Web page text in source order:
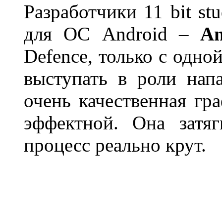
Разработчики 11 bit
для ОС Android –
Defence, только с
выступать в роли
очень качественная
эффектной. Она
процесс реально крут.